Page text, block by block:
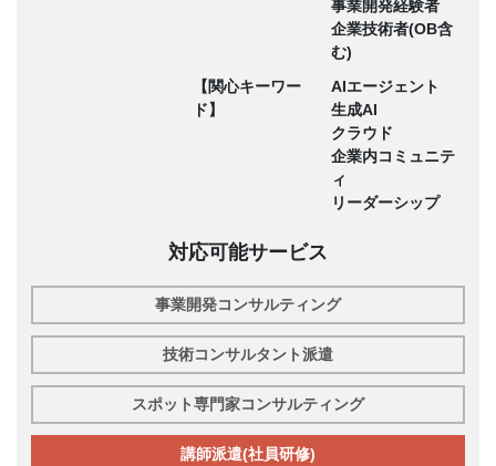
事業開発経験者
企業技術者(OB含
む)
【関心キーワー
ド】
AIエージェント
生成AI
クラウド
企業内コミュニテ
ィ
リーダーシップ
対応可能サービス
事業開発コンサルティング
技術コンサルタント派遣
スポット専門家コンサルティング
講師派遣(社員研修)